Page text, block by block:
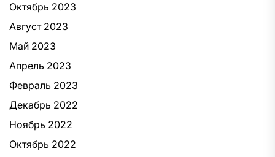
Октябрь 2023
Август 2023
Май 2023
Апрель 2023
Февраль 2023
Декабрь 2022
Ноябрь 2022
Октябрь 2022